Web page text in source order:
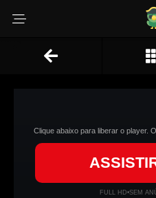
Clique abaixo para liberar o player.
FULL HD•SEM